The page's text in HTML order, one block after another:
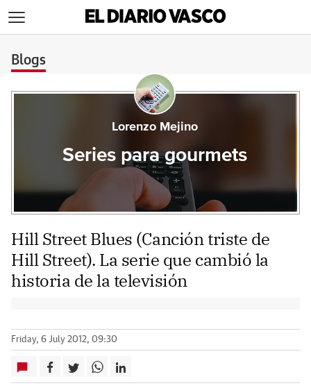
Blogs
Lorenzo Mejino
Series para gourmets
Hill Street Blues (Canción triste de
Hill Street). La serie que cambió la
historia de la televisión
Friday, 6 July 2012, 09:30